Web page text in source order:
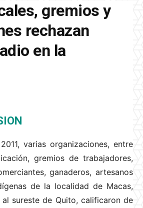
gremios y
rechazan
en la
varias organizaciones, entre
gremios de trabajadores,
ganaderos, artesanos
de la localidad de Macas,
sureste de Quito, calificaron de